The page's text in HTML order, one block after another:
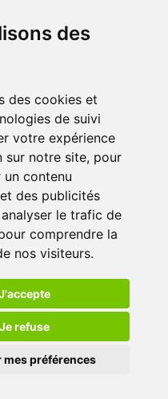
des
des cookies et
de suivi
votre expérience
sur notre site, pour
contenu
des publicités
le trafic de
comprendre la
nos visiteurs.
Je refuse
mes préférences